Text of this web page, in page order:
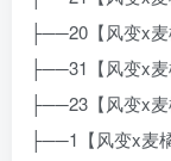
├──20【风变x
├──31【风变x
├──23【风变x
├──1【风变x麦